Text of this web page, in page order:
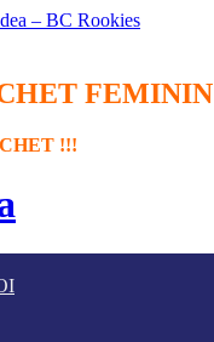
FEMININ
!!!